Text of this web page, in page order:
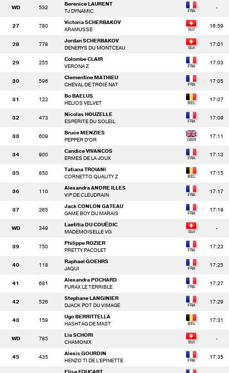
WD 532
Berenice LAURENT
TJ DYNAMIC
-
27 780
Victoria SCHERBAKOV
ARAMUSSE
16:59
28 778
Jordan SCHERBAKOV
DENERYS DU MONTCEAU
17:01
29 255
Colombe CLAIR
VERONA Z
17:03
30 596
Clementine MATHIEU
CHEVAL DE TROIE NAT
17:05
31 122
Bo BAELUS
HELIOS VELVET
17:07
32 473
Nicolas HOUZELLE
ESPERITE DU SOLEIL
17:09
33 609
Bruce MENZIES
PEPPER D'OR
17:11
34 900
Candice VIVANCOS
ERMES DE LA JOUX
17:13
35 850
Tatiana TROIANI
CORNETTO QUALITY Z
17:15
36 110
Alexandra ANDRE ILLES
VIP DE CLEUDRAIN
17:17
37 265
Jack CONLON GATEAU
GAME BOY DU MARAIS
17:19
WD 349
Laetitia DU COUËDIC
MADEMOISELLE VG
-
39 750
Philippe ROZIER
PRETTY PACOLET
17:23
40 118
Raphael GOEHRS
JAQUI
17:25
41 681
Alexandra POCHARD
FURAX LE TERRIBLE
17:27
42 526
Stephane LANGINIER
DJACK POT DU VIMAGE
17:29
43 159
Ugo BERRITTELLA
HASHTAG DE MAST
17:31
WD 785
Lia SCHORI
CHAMONIX
-
45 435
Alexis GOURDIN
HENZO TI DE L'EPINETTE
17:35